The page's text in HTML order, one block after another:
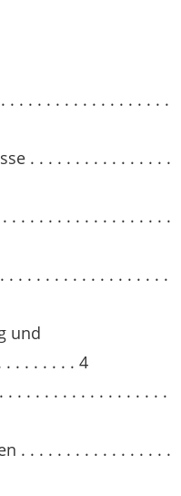
. . . . . . . . . . . . . . . . .
. . . . . . . . . . . . . . . .
. . . . . . . . . . . . . . . . . .
. . . . . . . . . . . . . . . . .
und
. . . . . . . . 4
. . . . . . . . . . . . . . . . .
. . . . . . . . . . . . . . . . .